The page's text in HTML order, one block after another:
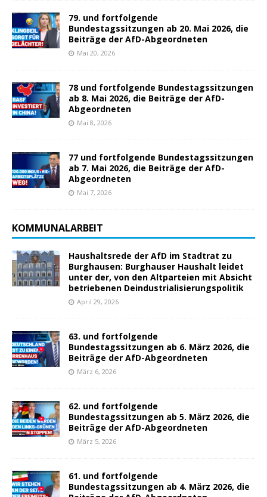
79. und fortfolgende
Bundestagssitzungen ab 20. Mai 2026, die
Beiträge der AfD-Abgeordneten
Mai 20, 2026
78 und fortfolgende Bundestagssitzungen
ab 8. Mai 2026, die Beiträge der AfD-
Abgeordneten
Mai 8, 2026
77 und fortfolgende Bundestagssitzungen
ab 7. Mai 2026, die Beiträge der AfD-
Abgeordneten
Mai 7, 2026
KOMMUNALARBEIT
Haushaltsrede der AfD im Stadtrat zu
Burghausen: Burghauser Haushalt leidet
unter der, von den Altparteien mit Absicht
betriebenen Deindustrialisierungspolitik
April 29, 2026
63. und fortfolgende
Bundestagssitzungen ab 6. März 2026, die
Beiträge der AfD-Abgeordneten
März 6, 2026
62. und fortfolgende
Bundestagssitzungen ab 5. März 2026, die
Beiträge der AfD-Abgeordneten
März 5, 2026
61. und fortfolgende
Bundestagssitzungen ab 4. März 2026, die